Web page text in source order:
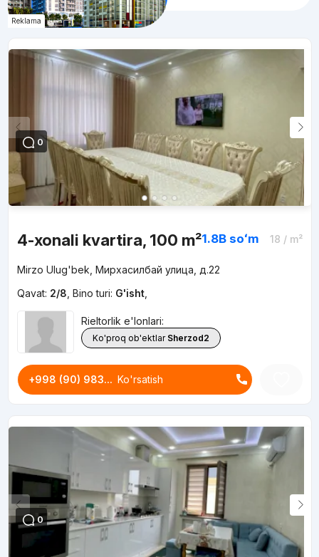
Reklama
0
4-xonali kvartira, 100 m²1.8B soʻm 18 / m²
Mirzo Ulug'bek, Мирхасилбай улица, д.22
Qavat: 2/8 Bino turi: G'isht,
Rieltorlik e'lonlari:
Ko'proq ob'ektlar Sherzod2
+998 (90) 983... Ko'rsatish
0